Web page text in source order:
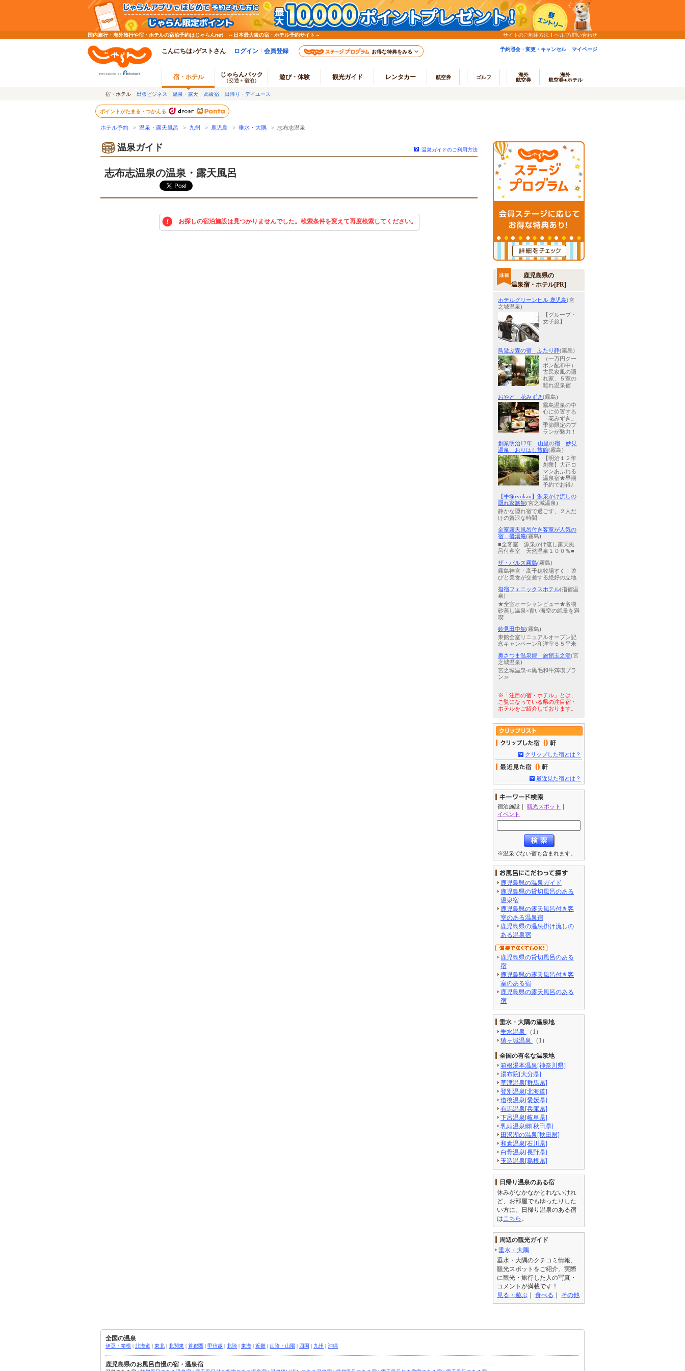
国内旅行・海外旅行や宿・ホテルの宿泊予約はじゃらんnet ～日本最大級の宿・ホテル予約サイト～ サイトのご利用方法 ヘルプ/問い合わせ
こんにちは♪ゲストさん ログイン 会員登録 お得な特典をみる 予約照会・変更・キャンセル マイページ
宿・ホテル じゃらんパック
（交通＋宿泊） 遊び・体験 観光ガイド レンタカー 航空券 ゴルフ
海外
航空券
海外
航空券+ホテル
宿・ホテル 出張ビジネス 温泉・露天 高級宿 日帰り・デイユース
ポイントがたまる・つかえる
ホテル予約 > 温泉・露天風呂 > 九州 > 鹿児島 > 垂水・大隅 > 志布志温泉
温泉ガイド 温泉ガイドのご利用方法
志布志温泉の温泉・露天風呂
お探しの宿泊施設は見つかりませんでした。検索条件を変えて再度検索してください。
鹿児島県の
温泉宿・ホテル[PR]
ホテルグリーンヒル 鹿児島(宮
之城温泉)
【グループ・
女子旅】
鳥遊ぶ森の宿 ふたり静(霧島)
（一万円クー
ポン配布中）
古民家風の隠
れ家、５室の
離れ温泉宿
おやど 花みずき(霧島)
霧島温泉の中
心に位置する
「花みずき」
季節限定のプ
ランが魅力！
創業明治12年 山里の宿 妙見
温泉 おりはし旅館(霧島)
【明治１２年
創業】大正ロ
マンあふれる
温泉宿★早期
予約でお得♪
【手塚ryokan】源泉かけ流しの
隠れ家旅館(宮之城温泉)
静かな隠れ宿で過ごす、２人だ
けの贅沢な時間
全室露天風呂付き客室が人気の
宿 優湯庵(霧島)
■全客室 源泉かけ流し露天風
呂付客室 天然温泉１００％■
ザ・パルス霧島(霧島)
霧島神宮・高千穂牧場すぐ！遊
びと美食が交差する絶好の立地
指宿フェニックスホテル(指宿温
泉)
★全室オーシャンビュー★名物
砂蒸し温泉×青い海空の絶景を満
喫
妙見田中館(霧島)
東館全室リニュアルオープン記
念キャンペーン和洋室６５平米
奥さつま温泉郷 旅館玉之湯(宮
之城温泉)
宮之城温泉≪黒毛和牛満喫プラ
ン≫
※「注目の宿・ホテル」とは、
ご覧になっている県の注目宿・
ホテルをご紹介しております。
0
クリップした宿とは？
0
最近見た宿とは？
宿泊施設 ｜ 観光スポット ｜
イベント
※温泉でない宿も含まれます。
鹿児島県の温泉ガイド
鹿児島県の貸切風呂のある
温泉宿
鹿児島県の露天風呂付き客
室のある温泉宿
鹿児島県の温泉掛け流しの
ある温泉宿
鹿児島県の貸切風呂のある
宿
鹿児島県の露天風呂付き客
室のある宿
鹿児島県の露天風呂のある
宿
垂水・大隅の温泉地
垂水温泉
（1）
猿ヶ城温泉
（1）
全国の有名な温泉地
箱根湯本温泉[神奈川県]
湯布院[大分県]
草津温泉[群馬県]
登別温泉[北海道]
道後温泉[愛媛県]
有馬温泉[兵庫県]
下呂温泉[岐阜県]
乳頭温泉郷[秋田県]
田沢湖の温泉[秋田県]
和倉温泉[石川県]
白骨温泉[長野県]
玉造温泉[島根県]
日帰り温泉のある宿
休みがなかなかとれないけれ
ど、お部屋でもゆったりした
い方に。日帰り温泉のある宿
は こちら 。
周辺の観光ガイド
垂水・大隅
垂水・大隅のクチコミ情報、
観光スポットをご紹介。実際
に観光・旅行した人の写真・
コメントが満載です！
見る・遊ぶ ｜ 食べる ｜ その他
全国の温泉
伊豆・箱根 | 北海道 | 東北 | 北関東 | 首都圏 | 甲信越 | 北陸 | 東海 | 近畿 | 山陰・山陽 | 四国 | 九州 | 沖縄
鹿児島県のお風呂自慢の宿・温泉宿